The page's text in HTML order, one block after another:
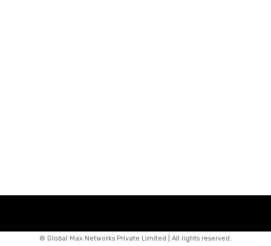
© Global Max Networks Private Limited | All rights reserved.